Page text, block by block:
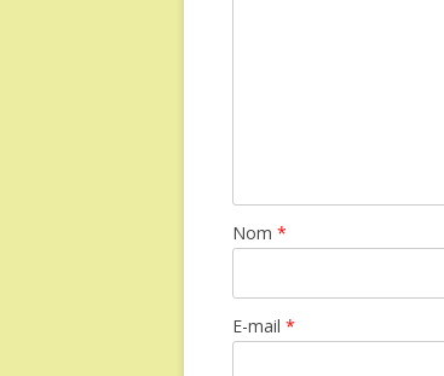
Nom *
E-mail *